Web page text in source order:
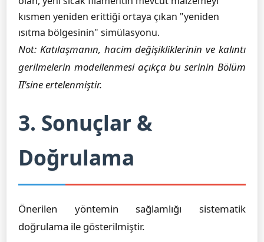
kısmen yeniden erittiği ortaya çıkan "yeniden
ısıtma bölgesinin" simülasyonu.
Not: Katılaşmanın, hacim değişikliklerinin ve kalıntı
gerilmelerin modellenmesi açıkça bu serinin Bölüm
II'sine ertelenmiştir.
3. Sonuçlar &
Doğrulama
Önerilen yöntemin sağlamlığı sistematik
doğrulama ile gösterilmiştir.